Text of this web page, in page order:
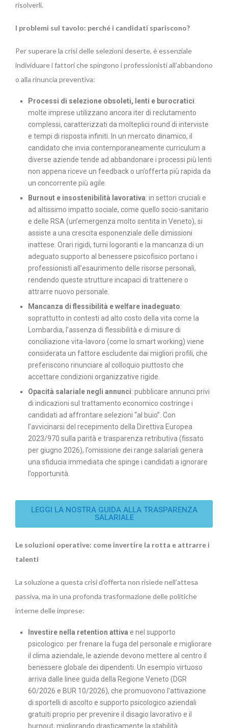
risolverli.
I problemi sul tavolo: perché i candidati spariscono?
Per superare la crisi delle selezioni deserte, è essenziale
individuare i fattori che spingono i professionisti all’abbandono
o alla rinuncia preventiva:
Processi di selezione obsoleti, lenti e burocratici:
molte imprese utilizzano ancora iter di reclutamento
complessi, caratterizzati da molteplici round di interviste
e tempi di risposta infiniti. In un mercato dinamico, il
candidato che invia contemporaneamente curriculum a
diverse aziende tende ad abbandonare i processi più lenti
non appena riceve un feedback o un’offerta più rapida da
un concorrente più agile.
Burnout e insostenibilità lavorativa: in settori cruciali e
ad altissimo impatto sociale, come quello socio-sanitario
e delle RSA (un’emergenza molto sentita in Veneto), si
assiste a una crescita esponenziale delle dimissioni
inattese. Orari rigidi, turni logoranti e la mancanza di un
adeguato supporto al benessere psicofisico portano i
professionisti all’esaurimento delle risorse personali,
rendendo queste strutture incapaci di trattenere o
attrarre nuovo personale.
Mancanza di flessibilità e welfare inadeguato:
soprattutto in contesti ad alto costo della vita come la
Lombardia, l’assenza di flessibilità e di misure di
conciliazione vita-lavoro (come lo smart working) viene
considerata un fattore escludente dai migliori profili, che
preferiscono rinunciare al colloquio piuttosto che
accettare condizioni organizzative rigide.
Opacità salariale negli annunci: pubblicare annunci privi
di indicazioni sul trattamento economico costringe i
candidati ad affrontare selezioni “al buio”. Con
l’avvicinarsi del recepimento della Direttiva Europea
2023/970 sulla parità e trasparenza retributiva (fissato
per giugno 2026), l’omissione dei range salariali genera
una sfiducia immediata che spinge i candidati a ignorare
l’opportunità.
LEGGI LA NOSTRA GUIDA ALLA TRASPARENZA
SALARIALE
Le soluzioni operative: come invertire la rotta e attrarre i
talenti
La soluzione a questa crisi d’offerta non risiede nell’attesa
passiva, ma in una profonda trasformazione delle politiche
interne delle imprese:
Investire nella retention attiva e nel supporto
psicologico: per frenare la fuga del personale e migliorare
il clima aziendale, le aziende devono mettere al centro il
benessere globale dei dipendenti. Un esempio virtuoso
arriva dalle linee guida della Regione Veneto (DGR
60/2026 e BUR 10/2026), che promuovono l’attivazione
di sportelli di ascolto e supporto psicologico aziendali
gratuiti proprio per prevenire il disagio lavorativo e il
burnout, migliorando drasticamente la stabilità